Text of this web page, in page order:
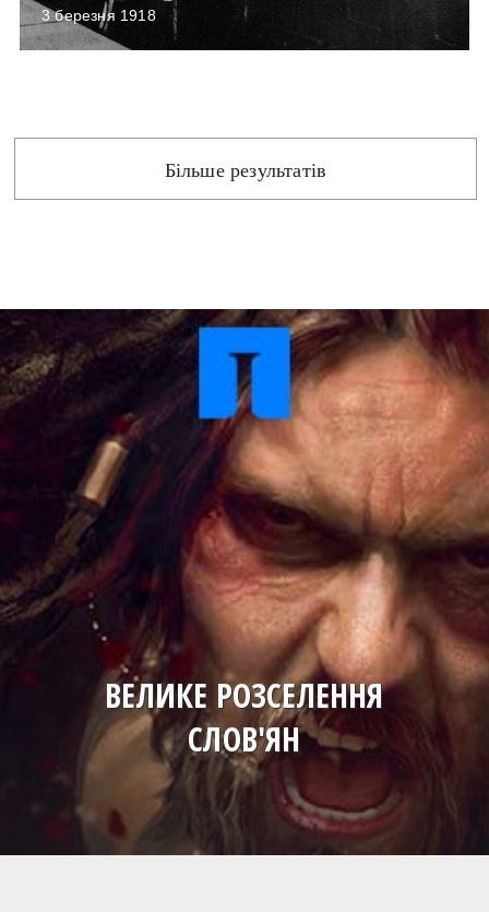
3 березня 1918
Більше результатів
ВЕЛИКЕ РОЗСЕЛЕННЯ
СЛОВ'ЯН